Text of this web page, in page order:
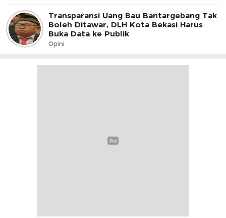
Transparansi Uang Bau Bantargebang Tak
Boleh Ditawar, DLH Kota Bekasi Harus
Buka Data ke Publik
Opini